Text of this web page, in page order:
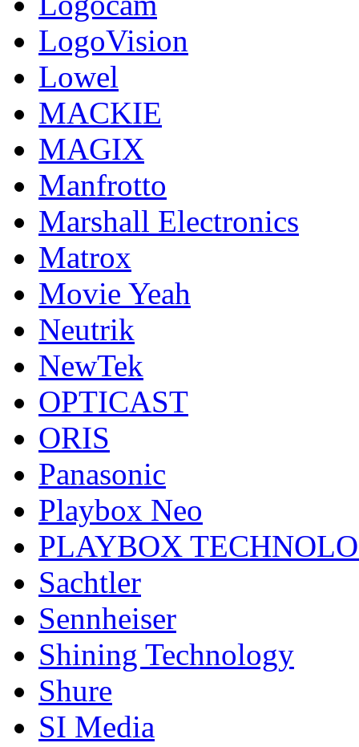
LogoVision
Lowel
MACKIE
MAGIX
Manfrotto
Marshall Electronics
Matrox
Movie Yeah
Neutrik
NewTek
OPTICAST
ORIS
Panasonic
Playbox Neo
PLAYBOX
Sachtler
Sennheiser
Shining Technology
Shure
SI Media